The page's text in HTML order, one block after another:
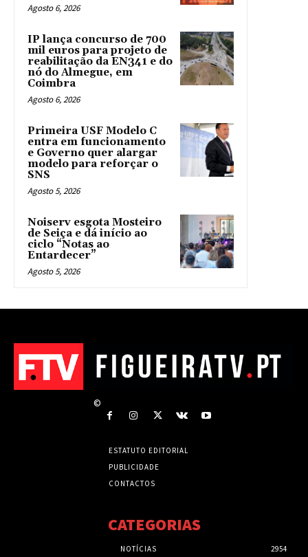
Agosto 6, 2026
IP lança concurso de 700
mil euros para projeto de
reabilitação da EN341 e do
nó do Almegue, em
Coimbra
Agosto 6, 2026
Primeira USF Modelo C
entra em funcionamento
e Governo quer alargar
modelo para reforçar o
SNS
Agosto 5, 2026
Noiserv esgota Mosteiro
de Seiça e dá início ao
ciclo “Notas ao
Entardecer”
Agosto 5, 2026
©
ESTATUTO EDITORIAL
PUBLICIDADE
CONTACTOS
CATEGORIAS
NOTÍCIAS 2954